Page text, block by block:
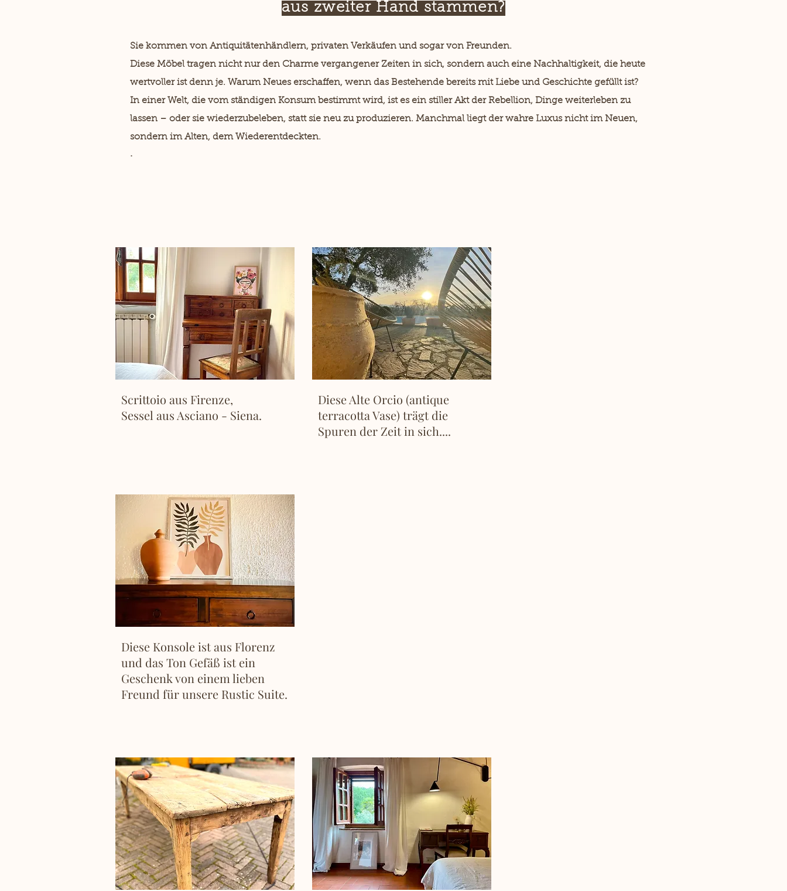
aus zweiter Hand stammen?
Sie kommen von Antiquitätenhändlern, privaten Verkäufen und sogar von Freunden.
Diese Möbel tragen nicht nur den Charme vergangener Zeiten in sich, sondern auch eine Nachhaltigkeit, die heute
wertvoller ist denn je. Warum Neues erschaffen, wenn das Bestehende bereits mit Liebe und Geschichte gefüllt ist?
In einer Welt, die vom ständigen Konsum bestimmt wird, ist es ein stiller Akt der Rebellion, Dinge weiterleben zu
lassen – oder sie wiederzubeleben, statt sie neu zu produzieren. Manchmal liegt der wahre Luxus nicht im Neuen,
sondern im Alten, dem Wiederentdeckten.
.
Scrittoio aus Firenze,
Sessel aus Asciano - Siena.
Diese Alte Orcio (antique
terracotta Vase) trägt die
Spuren der Zeit in sich....
Diese Konsole ist aus Florenz
und das Ton Gefäß ist ein
Geschenk von einem lieben
Freund für unsere Rustic Suite.